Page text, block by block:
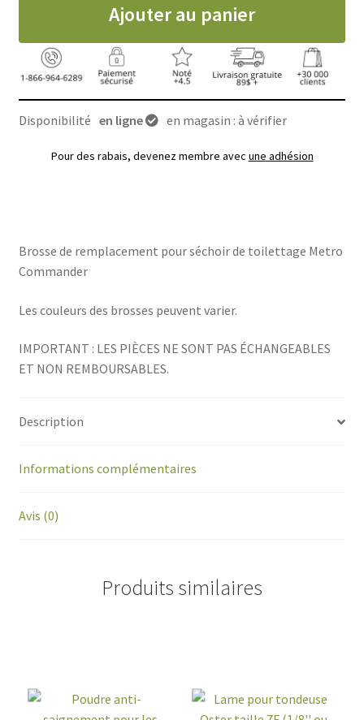
Ajouter au panier
Disponibilité en ligne en magasin : à vérifier
Pour des rabais, devenez membre avec une adhésion
Brosse de remplacement pour séchoir de toilettage Metro
Commander
Les couleurs des brosses peuvent varier.
IMPORTANT : LES PIÈCES NE SONT PAS ÉCHANGEABLES
ET NON REMBOURSABLES.
Description
Informations complémentaires
Avis (0)
Produits similaires